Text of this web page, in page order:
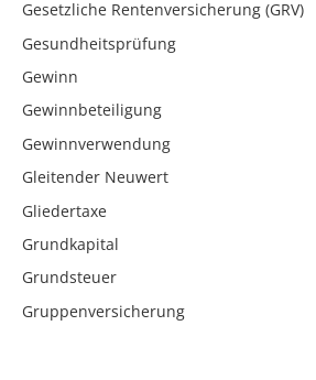
Gesetzliche Rentenversicherung (GRV)
Gesundheitsprüfung
Gewinn
Gewinnbeteiligung
Gewinnverwendung
Gleitender Neuwert
Gliedertaxe
Grundkapital
Grundsteuer
Gruppenversicherung